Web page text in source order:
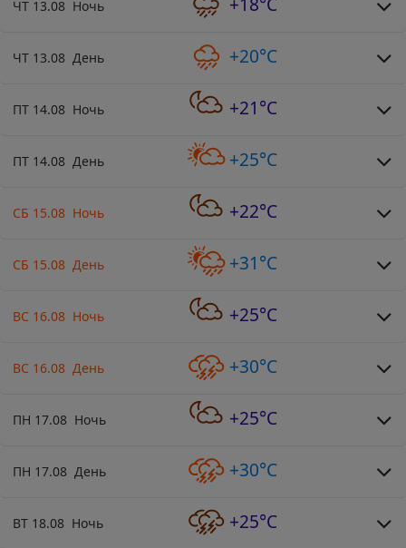
ЧТ 13.08 Ночь
ЧТ 13.08 День +20°C
ПТ 14.08 Ночь +21°C
ПТ 14.08 День +25°C
СБ 15.08 Ночь +22°C
СБ 15.08 День +31°C
ВС 16.08 Ночь +25°C
ВС 16.08 День +30°C
ПН 17.08 Ночь +25°C
ПН 17.08 День +30°C
ВТ 18.08 Ночь +25°C